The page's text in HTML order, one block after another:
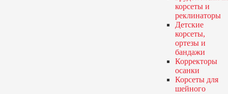
корсеты и
реклинаторы
Детские
корсеты,
ортезы и
бандажи
Корректоры
осанки
Корсеты для
шейного